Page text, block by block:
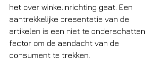
het over winkelinrichting gaat. Een
aantrekkelijke presentatie van de
artikelen is een niet te onderschatten
factor om de aandacht van de
consument te trekken.